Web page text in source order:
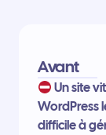
Avant
Un site
WordPress
difficile à